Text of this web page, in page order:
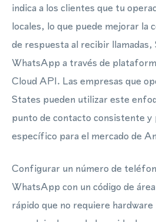
indica a los clientes que tu
locales, lo que puede mejorar la
de respuesta al recibir llamadas,
WhatsApp a través de
Cloud API. Las empresas que
States pueden utilizar este
punto de contacto consistente
específico para el mercado de
Configurar un número de
WhatsApp con un código de
rápido que no requiere